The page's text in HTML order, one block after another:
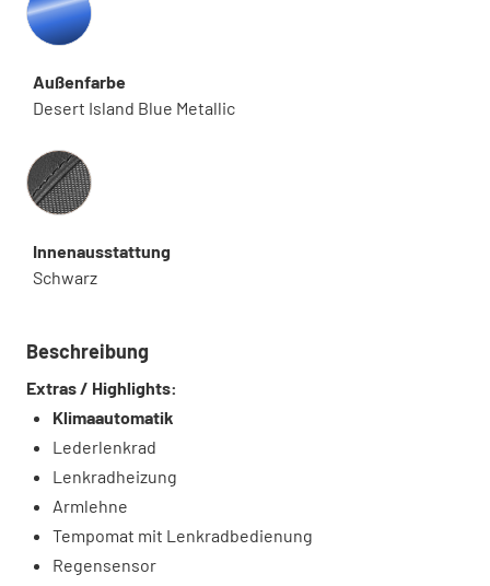
Außenfarbe
Desert Island Blue Metallic
Innenausstattung
Innenausstattung
Schwarz
Beschreibung
Extras / Highlights:
Klimaautomatik
Lederlenkrad
Lenkradheizung
Armlehne
Tempomat mit Lenkradbedienung
Regensensor